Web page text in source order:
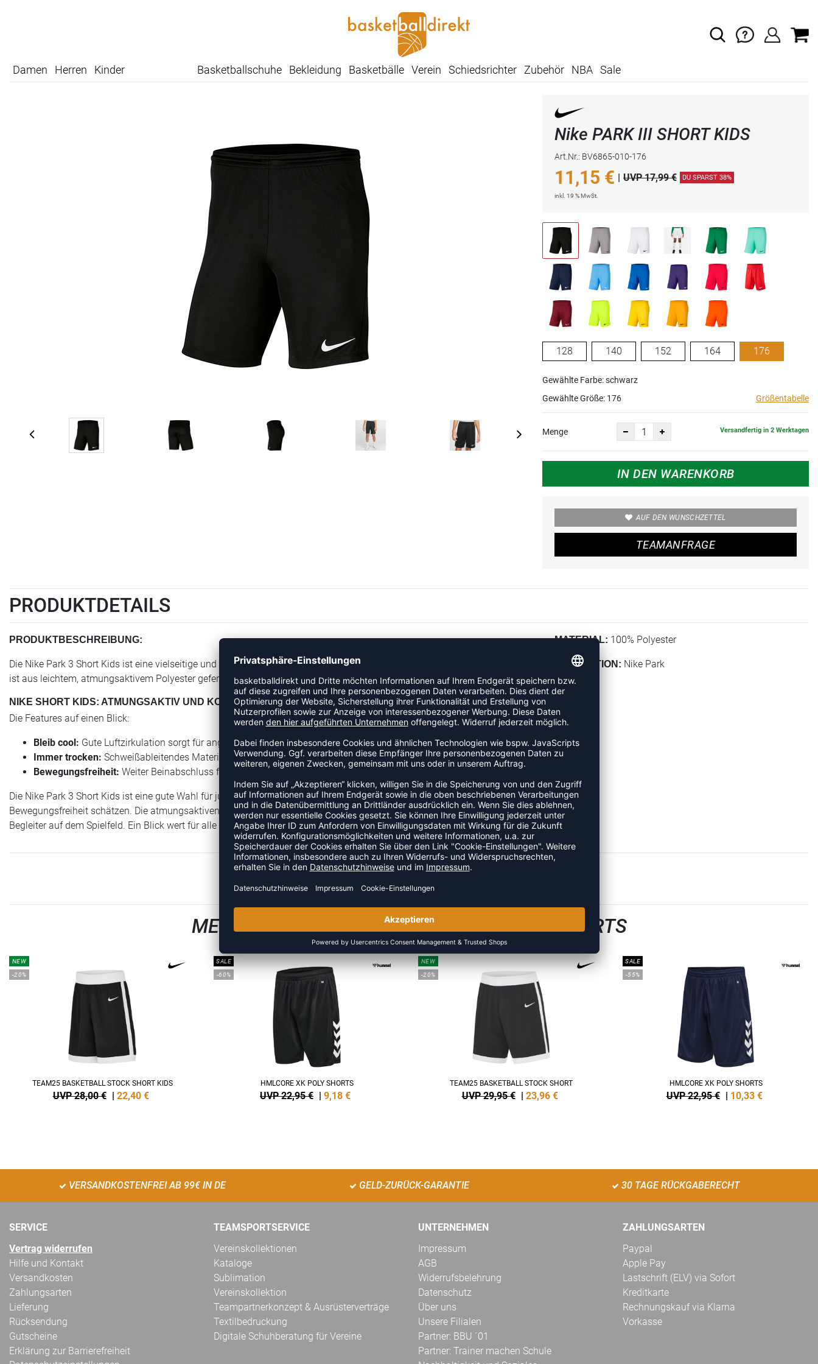
Damen Herren Kinder Basketballschuhe Bekleidung Basketbälle Verein Schiedsrichter Zubehör NBA Sale
Nike PARK III SHORT KIDS
Art.Nr.: BV6865-010-176
11,15 € | UVP 17,99 € DU SPARST 38%
inkl. 19 % MwSt.
128 140 152 164 176
Gewählte Farbe: schwarz
Gewählte Größe: 176 Größentabelle
Menge Versandfertig in 2 Werktagen
IN DEN WARENKORB
AUF DEN WUNSCHZETTEL
TEAMANFRAGE
PRODUKTDETAILS
PRODUKTBESCHREIBUNG:
Die Nike Park 3 Short Kids ist eine vielseitige und bequeme Trainingsshort für Kinder. Sie bietet eine schmale Passform und
ist aus leichtem, atmungsaktivem Polyester gefertigt, ideal für sportliche Aktivitäten.
NIKE SHORT KIDS: ATMUNGSAKTIV UND KOMFORTABEL
Die Features auf einen Blick:
Bleib cool: Gute Luftzirkulation sorgt für angenehme Frische.
Immer trocken: Schweißableitendes Material hält dich trocken.
Bewegungsfreiheit: Weiter Beinabschluss für uneingeschränkte Bewegungen.
Die Nike Park 3 Short Kids ist eine gute Wahl für junge Sportler, die beim Training oder im Match Komfort und
Bewegungsfreiheit schätzen. Die atmungsaktiven Eigenschaften und der bequeme Sitz machen sie zu einem verlässlichen
Begleiter auf dem Spielfeld. Ein Blick wert für alle aktiven Kids!
MATERIAL: 100% Polyester
KOLLEKTION: Nike Park
ZULETZT ANGESEHEN
MEHR AUS DER KATEGORIE BASKETBALLSHORTS
NEW
-20%
TEAM25 BASKETBALL STOCK SHORT KIDS
UVP 28,00 € | 22,40 €
SALE
-60%
HMLCORE XK POLY SHORTS
UVP 22,95 € | 9,18 €
NEW
-20%
TEAM25 BASKETBALL STOCK SHORT
UVP 29,95 € | 23,96 €
SALE
-55%
HMLCORE XK POLY SHORTS
UVP 22,95 € | 10,33 €
VERSANDKOSTENFREI AB 99€ IN DE GELD-ZURÜCK-GARANTIE 30 TAGE RÜCKGABERECHT
SERVICE
Vertrag widerrufen
Hilfe und Kontakt
Versandkosten
Zahlungsarten
Lieferung
Rücksendung
Gutscheine
Erklärung zur Barrierefreiheit
TEAMSPORTSERVICE
Vereinskollektionen
Kataloge
Sublimation
Vereinskollektion
Teampartnerkonzept & Ausrüsterverträge
Textilbedruckung
Digitale Schuhberatung für Vereine
UNTERNEHMEN
Impressum
AGB
Widerrufsbelehrung
Datenschutz
Über uns
Unsere Filialen
Partner: BBU ´01
Partner: Trainer machen Schule
ZAHLUNGSARTEN
Paypal
Apple Pay
Lastschrift (ELV) via Sofort
Kreditkarte
Rechnungskauf via Klarna
Vorkasse